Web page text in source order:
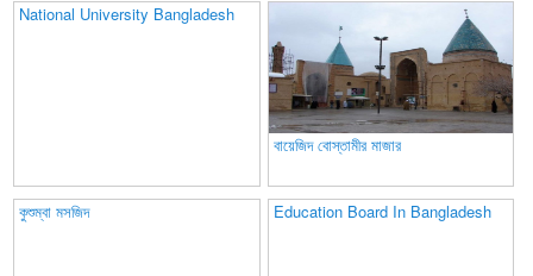
National University Bangladesh
বায়েজিদ বোস্তামীর মাজার
কুশুম্বা মসজিদ Education Board In Bangladesh